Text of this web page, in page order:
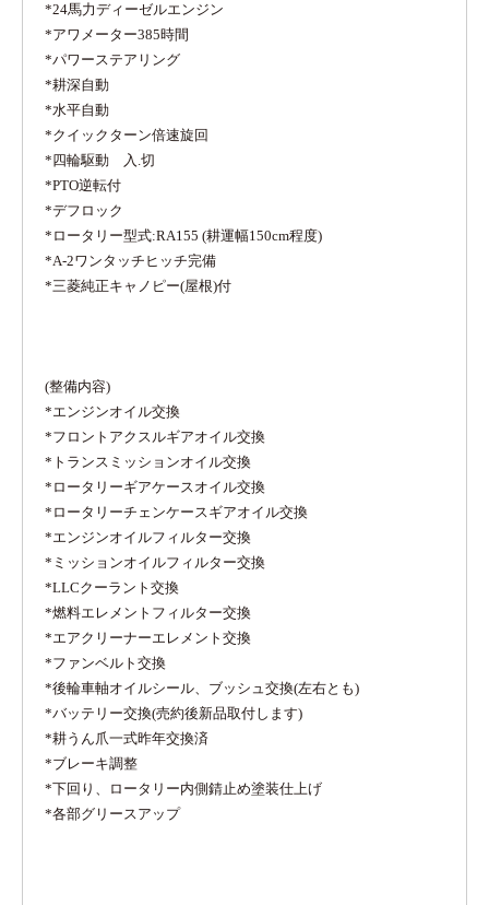
*24馬力ディーゼルエンジン
*アワメーター385時間
*パワーステアリング
*耕深自動
*水平自動
*クイックターン倍速旋回
*四輪駆動 入.切
*PTO逆転付
*デフロック
*ロータリー型式:RA155 (耕運幅150cm程度)
*A-2ワンタッチヒッチ完備
*三菱純正キャノピー(屋根)付
(整備内容)
*エンジンオイル交換
*フロントアクスルギアオイル交換
*トランスミッションオイル交換
*ロータリーギアケースオイル交換
*ロータリーチェンケースギアオイル交換
*エンジンオイルフィルター交換
*ミッションオイルフィルター交換
*LLCクーラント交換
*燃料エレメントフィルター交換
*エアクリーナーエレメント交換
*ファンベルト交換
*後輪車軸オイルシール、ブッシュ交換(左右とも)
*バッテリー交換(売約後新品取付します)
*耕うん爪一式昨年交換済
*ブレーキ調整
*下回り、ロータリー内側錆止め塗装仕上げ
*各部グリースアップ